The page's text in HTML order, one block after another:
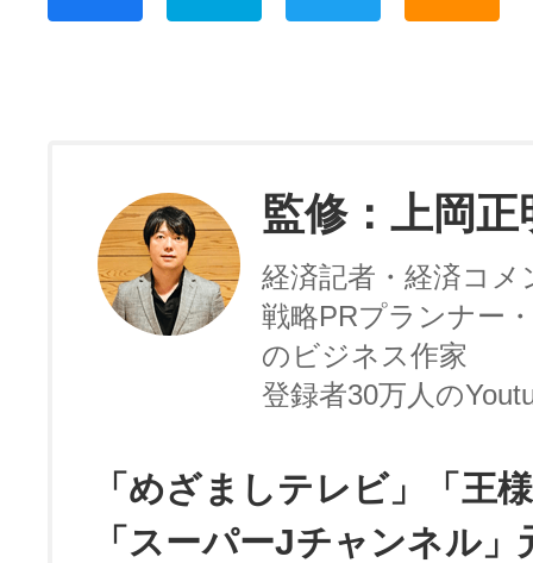
監修：上岡正
経済記者・経済コメ
戦略PRプランナー
のビジネス作家
登録者30万人の
「めざましテレビ」「王
「スーパーJチャンネル